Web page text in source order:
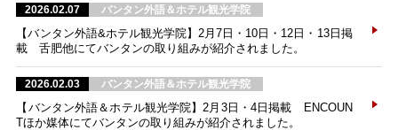
2026.02.07 バンタン外語＆ホテル観光学院
【バンタン外語&ホテル観光学院】2月7日・10日・12日・13日掲
載 舌肥他にてバンタンの取り組みが紹介されました。
2026.02.03 バンタン外語＆ホテル観光学院
【バンタン外語＆ホテル観光学院】2月3日・4日掲載 ENCOUN
Tほか媒体にてバンタンの取り組みが紹介されました。